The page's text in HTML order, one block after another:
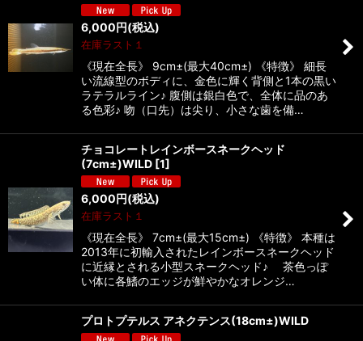
6,000円(税込)
在庫ラスト１
《現在全長》 9cm±(最大40cm±) 《特徴》 細長
い流線型のボディに、金色に輝く背側と1本の黒い
ラテラルライン♪ 腹側は銀白色で、全体に品のあ
る色彩♪ 吻（口先）は尖り、小さな歯を備…
チョコレートレインボースネークヘッド
(7cm±)WILD [1]
6,000円(税込)
在庫ラスト１
《現在全長》 7cm±(最大15cm±) 《特徴》 本種は
2013年に初輸入されたレインボースネークヘッド
に近縁とされる小型スネークヘッド♪ 茶色っぽ
い体に各鰭のエッジが鮮やかなオレンジ…
プロトプテルス アネクテンス(18cm±)WILD